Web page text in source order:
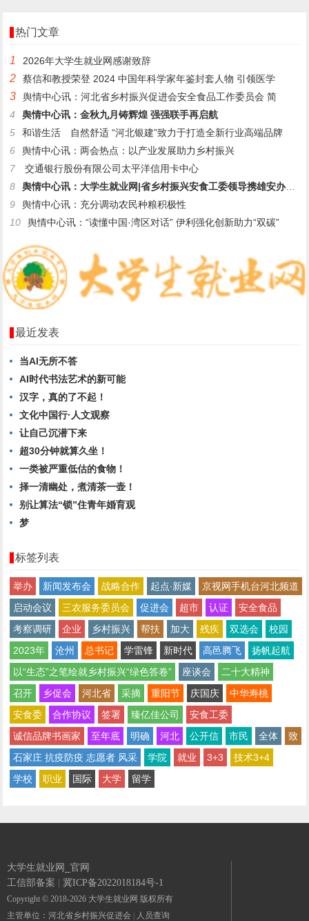
热门文章
1 2026年大学生就业网感谢致辞
2 蔡信和教授荣登 2024 中国年科学家年鉴封套人物 引领医学
3
舆情中心讯：河北省乡村振兴促进会安全食品工作委员会 简
4
舆情中心讯：金秋九月铸辉煌 强强联手再启航
5
和谐生活 自然舒适 “河北银建”致力于打造全新行业高端品牌
6
舆情中心讯：两会热点：以产业发展助力乡村振兴
7
交通银行股份有限公司太平洋信用卡中心
8
舆情中心讯：大学生就业网|省乡村振兴安食工委领导携雄安办同仁
9
舆情中心讯：充分调动农民种粮积极性
10
舆情中心讯：“读懂中国·湾区对话” 伊利强化创新助力“双碳”
最近发表
当AI无所不答
AI时代书法艺术的新可能
汉字，真的了不起！
文化中国行·人文观察
让自己沉潜下来
超30分钟就算久坐！
一类被严重低估的食物！
择一清幽处，煮清茶一壶！
别让算法“锁”住青年婚育观
梦
标签列表
举办 新闻发布会 战略合作 起点∙新媒
京视网手机台河北频道
启动会议
三农服务委员会 促进会 超市 认证
安全食品
考察调研
企业 乡村振兴 帮扶 加大 残疾 双选会
校园
2023年
沧州 总书记 学雷锋 新时代 高邑腾飞
扬帆起航
以“生态”之笔绘就乡村振兴“绿色答卷”
座谈会
二十大精神
召开
乡促会 河北省 采摘 重阳节 庆国庆
中华寿桃
安食委
合作协议 签署 臻亿佳公司
安食工委
诚信品牌书画家
至年底 明确 河北 公开信 市民 全体
致
石家庄 抗疫防疫 志愿者 风采
学院 就业 3+3
技术3+4
学校
职业 国际 大学 留学
大学生就业网_官网
工信部备案 | 冀ICP备2022018184号-1
Copyright © 2018-2026 大学生就业网 版权所有
主管单位：河北省乡村振兴促进会 | 人员查询